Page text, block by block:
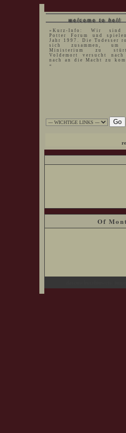
welcome to hell
»Kurz-Info: Wir sind
Potter Forum und
Jahr 1997. Die Todesser
sich zusammen, um
Ministerium zu
Voldemort versucht nach
nach an die Macht zu
«
Of